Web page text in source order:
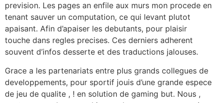
prevision. Les pages an enfile aux murs mon procede en
tenant sauver un computation, ce qui levant plutot
apaisant. Afin d’apaiser les debutants, pour plaisir
touche dans regles precises. Ces derniers adherent
souvent d’infos desserte et des traductions jalouses.
Grace a les partenariats entre plus grands collegues de
developpements, pour sportif jouis d’une grande espece
de jeu de qualite , ! en solution de gaming but. Nous ,